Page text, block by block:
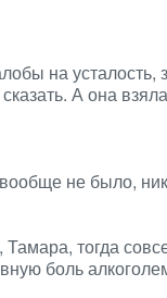
на усталость,
А она
не было,
Тамара, тогда
боль